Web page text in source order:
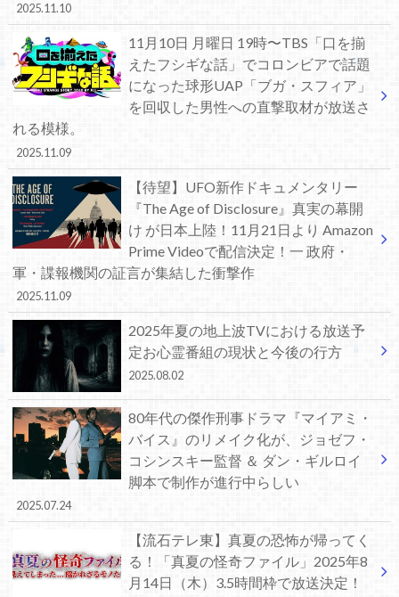
2025.11.10
11月10日 月曜日 19時〜TBS「口を揃
えたフシギな話」でコロンビアで話題
になった球形UAP「ブガ・スフィア」
を回収した男性への直撃取材が放送さ
れる模様。
2025.11.09
【待望】UFO新作ドキュメンタリー
『The Age of Disclosure』真実の幕開
け が日本上陸！11月21日より Amazon
Prime Videoで配信決定！一 政府・
軍・諜報機関の証言が集結した衝撃作
2025.11.09
2025年夏の地上波TVにおける放送予
定お心霊番組の現状と今後の行方
2025.08.02
80年代の傑作刑事ドラマ『マイアミ・
バイス』のリメイク化が、ジョゼフ・
コシンスキー監督 ＆ ダン・ギルロイ
脚本で制作が進行中らしい
2025.07.24
【流石テレ東】真夏の恐怖が帰ってく
る！「真夏の怪奇ファイル」2025年8
月14日（木）3.5時間枠で放送決定！